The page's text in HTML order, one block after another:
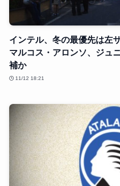
インテル、冬の最優先は左
マルコス・アロンソ、ジュ
補か
11/12 18:21